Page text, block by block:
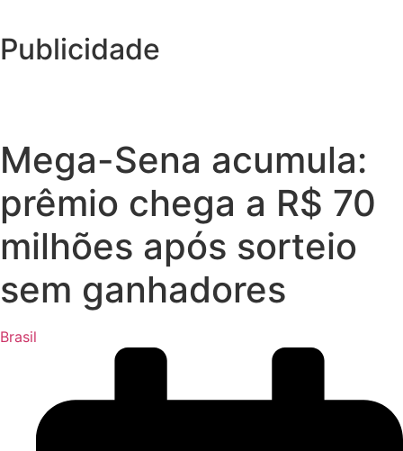
Publicidade
Mega-Sena acumula:
prêmio chega a R$ 70
milhões após sorteio
sem ganhadores
Brasil